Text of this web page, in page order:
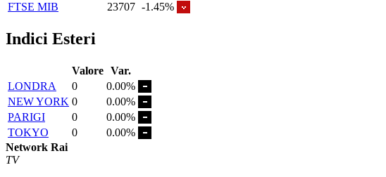
FTSE MIB
23707 -1.45%
Indici Esteri
Valore Var.
LONDRA
0
0.00%
NEW YORK 0
0.00%
PARIGI
0
0.00%
TOKYO
0
0.00%
Network Rai
TV